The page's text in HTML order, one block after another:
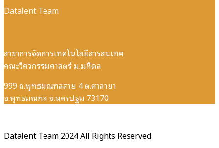
Datalent Team
สาขาการจัดการเทคโนโลยีสารสนเทศ
คณะวิศวกรรมศาสตร์ ม.มหิดล
999 ถ.พุทธมณฑลสาย 4 ต.ศาลายา
อ.พุทธมณฑล จ.นครปฐม 73170
Datalent Team 2024 All Rights Reserved